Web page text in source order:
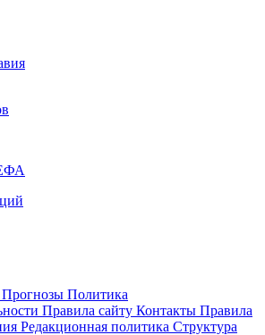
Прогнозы Политика
Правила сайту Контакты Правила
Редакционная политика Структура